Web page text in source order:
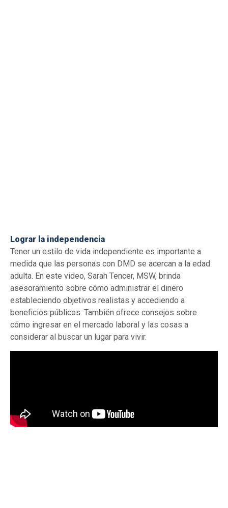
Lograr la independencia
Tener un estilo de vida independiente es importante a
medida que las personas con DMD se acercan a la edad
adulta. En este video, Sarah Tencer, MSW, brinda
asesoramiento sobre cómo administrar el dinero
estableciendo objetivos realistas y accediendo a
beneficios públicos. También ofrece consejos sobre
cómo ingresar en el mercado laboral y las cosas a
considerar al buscar un lugar para vivir.